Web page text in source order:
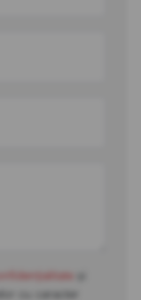
cu caracter